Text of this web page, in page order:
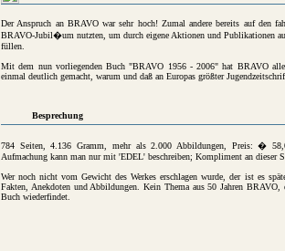
Der Anspruch an BRAVO war sehr hoch! Zumal andere bereits auf den
BRAVO-Jubil�um nutzten, um durch eigene Aktionen und Publikationen
füllen.
Mit dem nun vorliegenden Buch "BRAVO 1956 - 2006" hat BRAVO
einmal deutlich gemacht, warum und daß an Europas größter
Besprechung
784 Seiten, 4.136 Gramm, mehr als 2.000 Abbildungen, Preis: �
Aufmachung kann man nur mit 'EDEL' beschreiben; Kompliment an dieser
Wer noch nicht vom Gewicht des Werkes erschlagen wurde, der ist es
Fakten, Anekdoten und Abbildungen. Kein Thema aus 50 Jahren BRAVO,
Buch wiederfindet.